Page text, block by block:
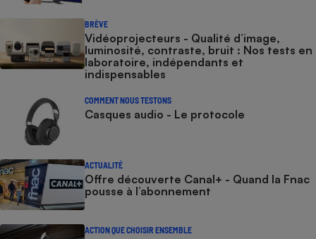
BRÈVE
Vidéoprojecteurs - Qualité d’image,
luminosité, contraste, bruit : Nos tests en
laboratoire, indépendants et
indispensables
COMMENT NOUS TESTONS
Casques audio - Le protocole
ACTUALITÉ
Offre découverte Canal+ - Quand la Fnac
pousse à l’abonnement
ACTION QUE CHOISIR ENSEMBLE